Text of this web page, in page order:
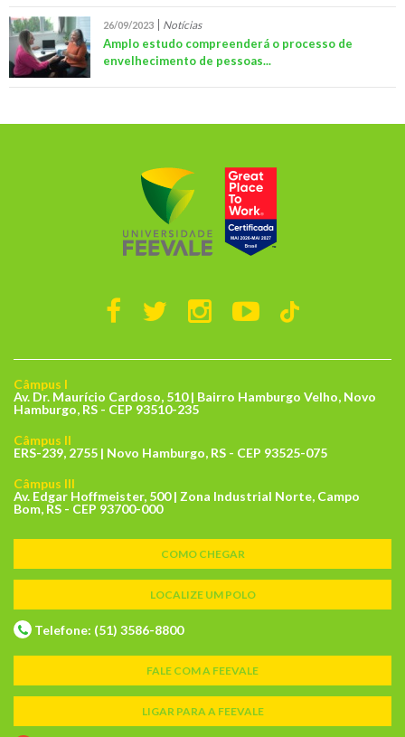
26/09/2023 Notícias
Amplo estudo compreenderá o processo de
envelhecimento de pessoas...
Câmpus I
Av. Dr. Maurício Cardoso, 510 | Bairro Hamburgo Velho, Novo
Hamburgo, RS - CEP 93510-235
Câmpus II
ERS-239, 2755 | Novo Hamburgo, RS - CEP 93525-075
Câmpus III
Av. Edgar Hoffmeister, 500 | Zona Industrial Norte, Campo
Bom, RS - CEP 93700-000
COMO CHEGAR
LOCALIZE UM POLO
Telefone: (51) 3586-8800
FALE COM A FEEVALE
LIGAR PARA A FEEVALE